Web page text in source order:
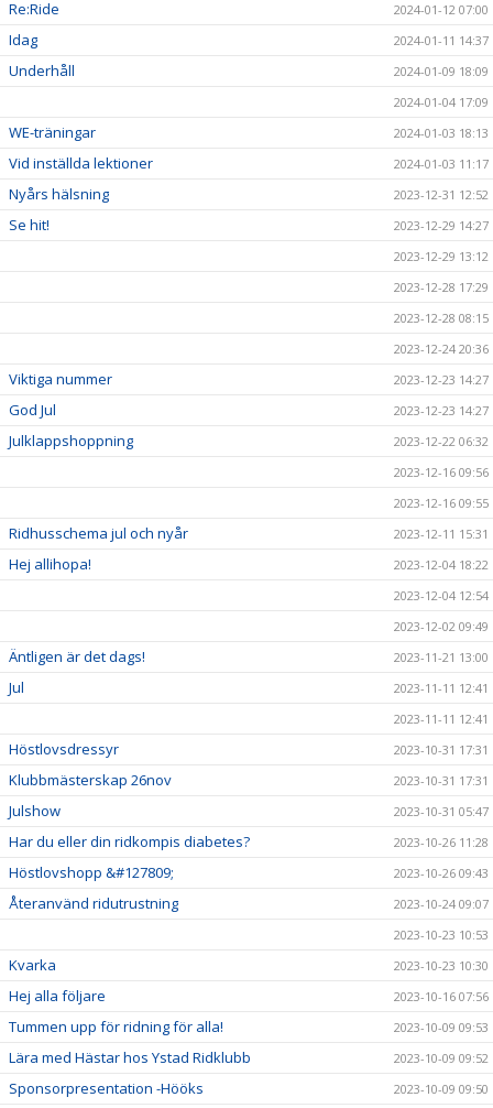
Re:Ride 2024-01-12 07:00
Idag 2024-01-11 14:37
Underhåll
2024-01-09 18:09
2024-01-04 17:09
WE-träningar 2024-01-03 18:13
Vid inställda lektioner 2024-01-03 11:17
Nyårs hälsning 2023-12-31 12:52
Se hit!
2023-12-29 14:27
2023-12-29 13:12
2023-12-28 17:29
2023-12-28 08:15
2023-12-24 20:36
Viktiga nummer 2023-12-23 14:27
God Jul 2023-12-23 14:27
Julklappshoppning
2023-12-22 06:32
2023-12-16 09:56
2023-12-16 09:55
Ridhusschema jul och nyår 2023-12-11 15:31
Hej allihopa!
2023-12-04 18:22
2023-12-04 12:54
2023-12-02 09:49
Äntligen är det dags! 2023-11-21 13:00
Jul
2023-11-11 12:41
2023-11-11 12:41
Höstlovsdressyr 2023-10-31 17:31
Klubbmästerskap 26nov 2023-10-31 17:31
Julshow 2023-10-31 05:47
Har du eller din ridkompis diabetes? 2023-10-26 11:28
Höstlovshopp &#127809; 2023-10-26 09:43
Återanvänd ridutrustning
2023-10-24 09:07
2023-10-23 10:53
Kvarka 2023-10-23 10:30
Hej alla följare 2023-10-16 07:56
Tummen upp för ridning för alla! 2023-10-09 09:53
Lära med Hästar hos Ystad Ridklubb 2023-10-09 09:52
Sponsorpresentation -Hööks 2023-10-09 09:50